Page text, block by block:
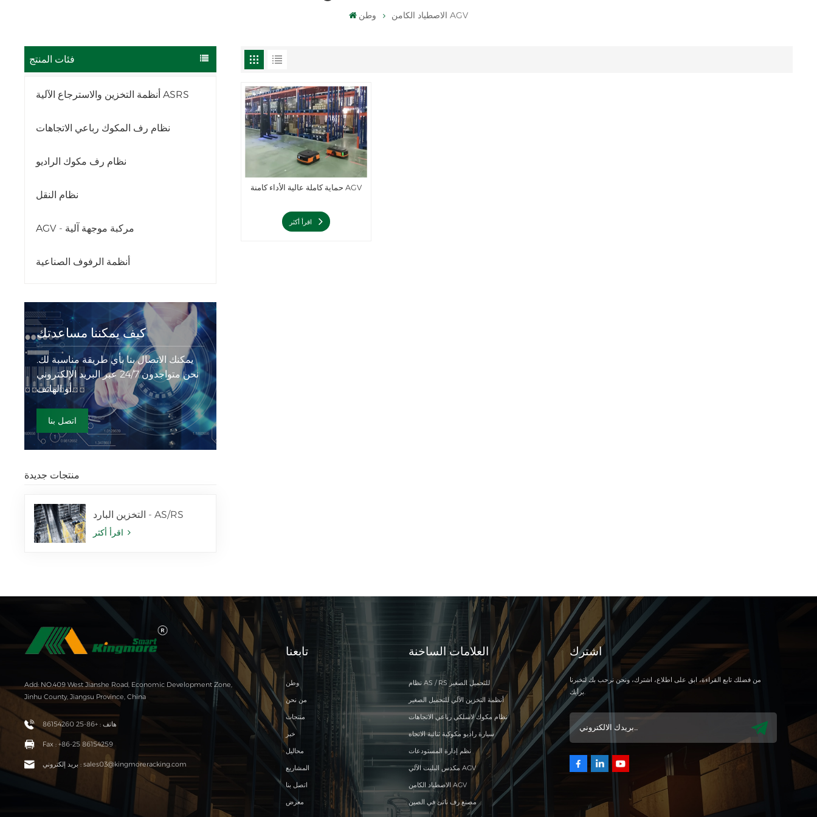
وطن الاصطياد الكامن AGV
فئات المنتج
أنظمة التخزين والاسترجاع الآلية ASRS
نظام رف المكوك رباعي الاتجاهات
نظام رف مكوك الراديو
نظام النقل
AGV - مركبة موجهة آلية
أنظمة الرفوف الصناعية
كيف يمكننا مساعدتك
يمكنك الاتصال بنا بأي طريقة مناسبة لك.
نحن متواجدون 24/7 عبر البريد الإلكتروني
أو الهاتف.
اتصل بنا
منتجات جديدة
التخزين البارد - AS/RS
حماية كاملة عالية الأداء كامنة AGV
Add: NO.409 West Jianshe Road, Economic Development Zone,
Jinhu County, Jiangsu Province, China
هاتف : +86-25 86154260
Fax : +86-25 86154259
بريد إلكتروني : sales03@kingmoreracking.com
تابعنا
وطن
من نحن
منتجات
خبر
محاليل
المشاريع
اتصل بنا
معرض
العلامات الساخنة
نظام AS / RS للتحميل الصغير
أنظمة التخزين الآلي للتحميل الصغير
نظام مكوك لاسلكي رباعي الاتجاهات
سيارة راديو مكوكية ثنائية الاتجاه
نظم إدارة المستودعات
مكدس البليت الآلي AGV
الاصطياد الكامن AGV
مصنع رف ناتئ في الصين
اشترك
من فضلك تابع القراءة، ابق على اطلاع، اشترك، ونحن نرحب بك لتخبرنا
برأيك.